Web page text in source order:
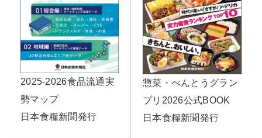
2025-2026食品流通実
勢マップ
日本食糧新聞発行
惣菜・べんとうグラン
プリ2026公式BOOK
日本食糧新聞発行